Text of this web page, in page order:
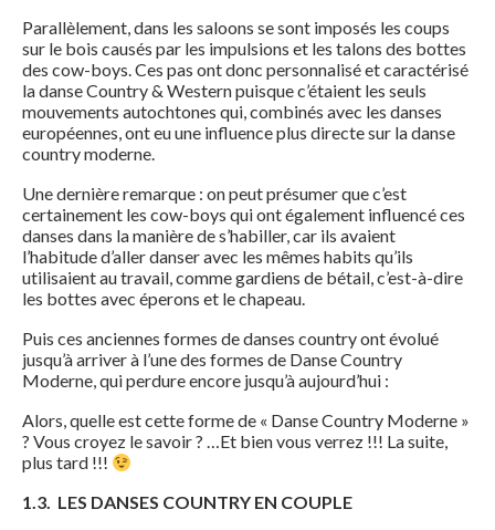
Parallèlement, dans les saloons se sont imposés les coups
sur le bois causés par les impulsions et les talons des bottes
des cow-boys. Ces pas ont donc personnalisé et caractérisé
la danse Country & Western puisque c’étaient les seuls
mouvements autochtones qui, combinés avec les danses
européennes, ont eu une influence plus directe sur la danse
country moderne.
Une dernière remarque : on peut présumer que c’est
certainement les cow-boys qui ont également influencé ces
danses dans la manière de s’habiller, car ils avaient
l’habitude d’aller danser avec les mêmes habits qu’ils
utilisaient au travail, comme gardiens de bétail, c’est-à-dire
les bottes avec éperons et le chapeau.
Puis ces anciennes formes de danses country ont évolué
jusqu’à arriver à l’une des formes de Danse Country
Moderne, qui perdure encore jusqu’à aujourd’hui :
Alors, quelle est cette forme de « Danse Country Moderne »
? Vous croyez le savoir ? …Et bien vous verrez !!! La suite,
plus tard !!!
1.3. LES DANSES COUNTRY EN COUPLE